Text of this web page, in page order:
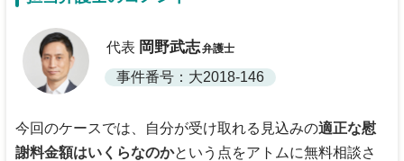
代表 岡野武志弁護士
事件番号：大2018-146
今回のケースでは、自分が受け取れる見込みの適正な慰
謝料金額はいくらなのかという点をアトムに無料相談さ